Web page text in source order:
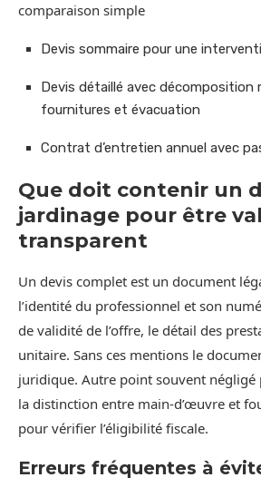
comparaison simple
Devis sommaire pour une
Devis détaillé avec décomposition
fournitures et évacuation
Contrat d’entretien annuel avec
Que doit contenir un
jardinage pour être
transparent
Un devis complet est un document
l’identité du professionnel et son
de validité de l’offre, le détail des
unitaire. Sans ces mentions le
juridique. Autre point souvent négligé
la distinction entre main-d’œuvre et
pour vérifier l’éligibilité fiscale.
Erreurs fréquentes à